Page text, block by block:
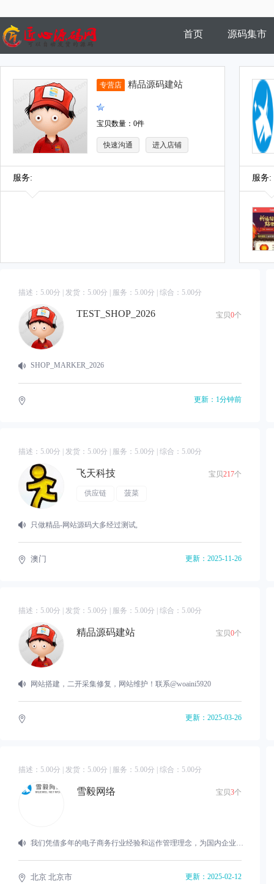
首页 源码集市
专营店 精品源码建站
宝贝数量：0件
快速沟通 进入店铺
服务: 服务:
描述： 5.00分 | 发货： 5.00分 | 服务： 5.00分 | 综合： 5.00分
TEST_SHOP_2026 宝贝0个
SHOP_MARKER_2026
更新：1分钟前
描述： 5.00分 | 发货： 5.00分 | 服务： 5.00分 | 综合： 5.00分
飞天科技 宝贝217个
供应链 菠菜
只做精品-网站源码大多经过测试,
澳门 更新：2025-11-26
描述： 5.00分 | 发货： 5.00分 | 服务： 5.00分 | 综合： 5.00分
精品源码建站 宝贝0个
网站搭建，二开采集修复，网站维护！联系@woaini5920
更新：2025-03-26
描述： 5.00分 | 发货： 5.00分 | 服务： 5.00分 | 综合： 5.00分
雪毅网络 宝贝3个
我们凭借多年的电子商务行业经验和运作管理理念，为国内企业量身创作了一系 列电子商务产品及解决方案；将电子商务无缝融入到企业运营的方方面面，全方位的为企业提供电子商务的整体解决方案。 公司以技术为本，始终以卓越的市场前瞻性和技术创新性推动着互联网及移动互 联网领域的产品创新发展进程。我们追求卓越的产品品质以及完美的用户体验，提倡”以顾客体验为根本导向”。首先将目标客户群体的用户体验科学的通过人机交 互自然完美、友好的呈现出来。旨在为客户创作具有革新性用户体验、简单方便、安全的、实用的
北京 北京市 更新：2025-02-12